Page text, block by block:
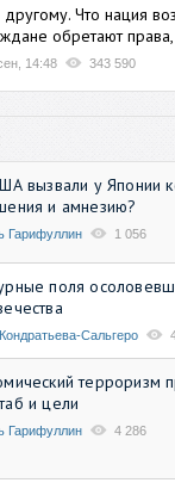
Что нация
обретают права,
14:48 343 590
вызвали у Японии
и амнезию?
Гарифуллин 1 056
поля
Сальгеро
терроризм
и цели
Гарифуллин 4 286